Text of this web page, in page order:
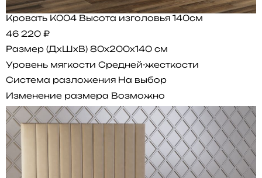
Кровать K004 Высота изголовья 140см
46 220 ₽
Размер (ДхШхВ) 80x200x140 см
Уровень мягкости Средней-жесткости
Система разложения На выбор
Изменение размера Возможно